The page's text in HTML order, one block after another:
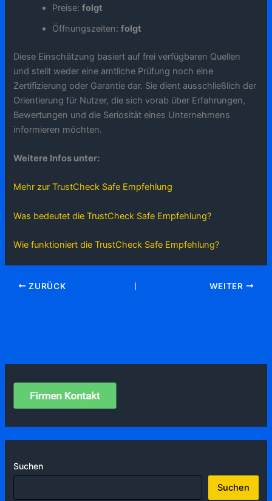
Suchen
Suchen
Preise:folgt
Öffnungszeiten:folgt
Diese Einschätzung basiert auf frei verfügbaren Quellen
und stellt weder eine amtliche Prüfung noch eine
Zertifizierung oder Garantie dar. Sie dient ausschließlich der
Orientierung für Nutzer, die sich vorab über Erfahrungen,
Bewertungen und die Seriosität eines Unternehmens
informieren möchten.
Weitere Infos unter:
Mehr zur TrustCheck Safe Empfehlung
Was bedeutet die TrustCheck Safe Empfehlung?
Wie funktioniert die TrustCheck Safe Empfehlung?
ZURÜCK WEITER